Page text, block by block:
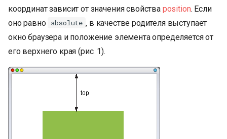
з
а
координат зависит от значения свойства position. Если
оно равно absolute , в качестве родителя выступает
окно браузера и положение элемента определяется от
его верхнего края (рис. 1).